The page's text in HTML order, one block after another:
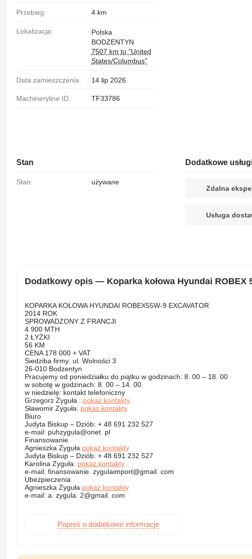
Przebieg: 4 km
Lokalizacja:
Polska
BODZENTYN
7507 km to "United
States/Columbus"
Data zamieszczenia: 14 lip 2026
Machineryline ID: TF33786
Stan
Stan: używane
Dodatkowe
Zdalna
Usługa
Dodatkowy opis — Koparka kołowa Hyundai ROBEX
KOPARKA KOŁOWA HYUNDAI ROBEX55W-9 EXCAVATOR
2014 ROK
SPROWADZONY Z FRANCJI
4 900 MTH
2 ŁYŻKI
56 KM
CENA 178 000 + VAT
Siedziba firmy: ul. Wolności 3
26-010 Bodzentyn
Pracujemy od poniedziałku do piątku w godzinach: 8. 00 – 18. 00
w sobotę w godzinach: 8. 00 – 14. 00
w niedzielę: kontakt telefoniczny
Grzegorz Zyguła : pokaż kontakty
Sławomir Zyguła: pokaż kontakty
Biuro
Judyta Biskup – Dziób: + 48 691 232 527
e-mail: puhzygula@onet. pl
Finansowanie
Agnieszka Zyguła pokaż kontakty
Judyta Biskup – Dziób: + 48 691 232 527
Karolina Zyguła: pokaż kontakty
e-mail: finansowanie. zygulaimport@gmail. com
Ubezpieczenia
Agnieszka Zyguła pokaż kontakty
e-mail: a. zygula. 2@gmail. com
Poproś o dodatkowe informacje